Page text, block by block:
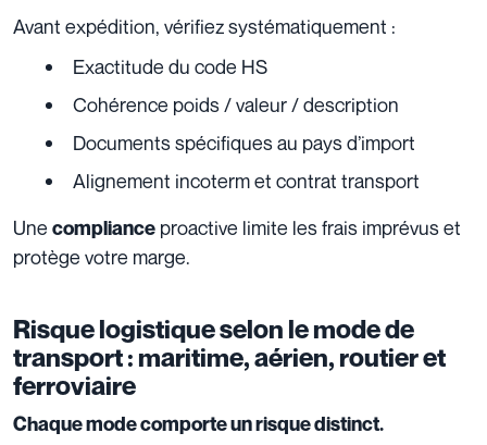
Avant expédition, vérifiez systématiquement :
Exactitude du code HS
Cohérence poids / valeur / description
Documents spécifiques au pays d’import
Alignement incoterm et contrat transport
Une compliance proactive limite les frais imprévus et
protège votre marge.
Risque logistique selon le mode de
transport : maritime, aérien, routier et
ferroviaire
Chaque mode comporte un risque distinct.